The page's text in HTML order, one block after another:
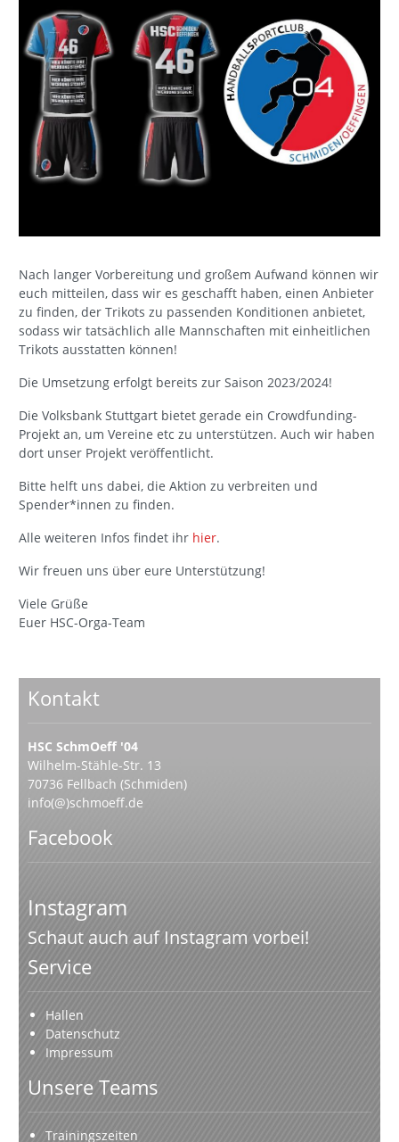
Nach langer Vorbereitung und großem Aufwand können wir
euch mitteilen, dass wir es geschafft haben, einen Anbieter
zu finden, der Trikots zu passenden Konditionen anbietet,
sodass wir tatsächlich alle Mannschaften mit einheitlichen
Trikots ausstatten können!
Die Umsetzung erfolgt bereits zur Saison 2023/2024!
Die Volksbank Stuttgart bietet gerade ein Crowdfunding-
Projekt an, um Vereine etc zu unterstützen. Auch wir haben
dort unser Projekt veröffentlicht.
Bitte helft uns dabei, die Aktion zu verbreiten und
Spender*innen zu finden.
Alle weiteren Infos findet ihr hier.
Wir freuen uns über eure Unterstützung!
Viele Grüße
Euer HSC-Orga-Team
Kontakt
HSC SchmOeff '04
Wilhelm-Stähle-Str. 13
70736 Fellbach (Schmiden)
info(@)schmoeff.de
Facebook
Instagram
Schaut auch auf Instagram vorbei!
Service
Hallen
Datenschutz
Impressum
Unsere Teams
Trainingszeiten